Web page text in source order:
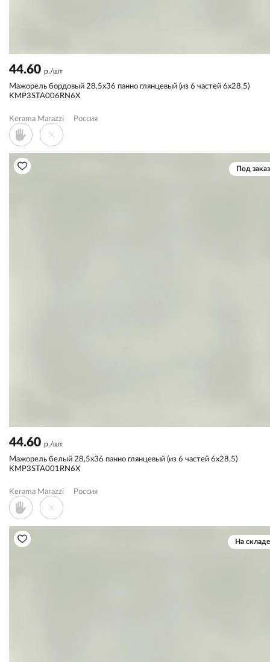
44.60 р./шт
Мажорель бордовый 28,5x36 панно глянцевый (из 6 частей 6х28,5)
KMP3STA006RN6X
Kerama Marazzi Россия
Под заказ
44.60 р./шт
Мажорель белый 28,5x36 панно глянцевый (из 6 частей 6х28,5)
KMP3STA001RN6X
Kerama Marazzi Россия
На складе